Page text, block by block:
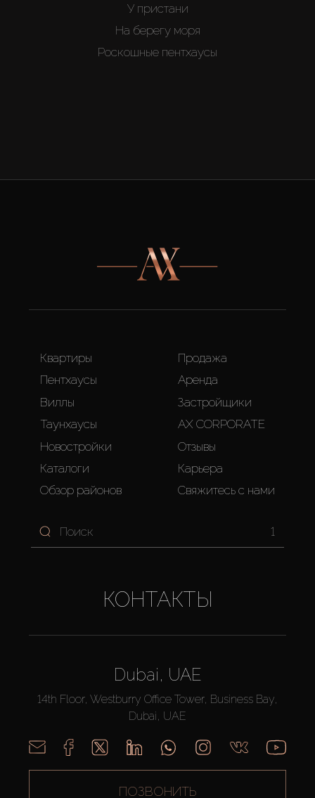
У пристани
На берегу моря
Роскошные пентхаусы
Квартиры
Пентхаусы
Виллы
Таунхаусы
Новостройки
Каталоги
Обзор районов
Продажа
Аренда
Застройщики
AX CORPORATE
Отзывы
Карьера
Свяжитесь с нами
1
КОНТАКТЫ
Dubai, UAE
14th Floor, Westburry Office Tower, Business Bay,
Dubai, UAE
ПОЗВОНИТЬ